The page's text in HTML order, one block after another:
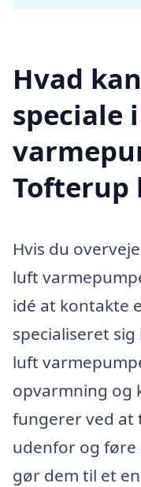
Hvad
Tofterup
Hvis du
luft
idé at kontakte
specialiseret
luft
opvarmning og
fungerer ved
udenfor og føre
gør dem til et